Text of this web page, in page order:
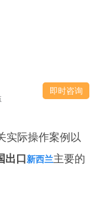
即时咨询
实际操作案例以
出口新西兰主要的